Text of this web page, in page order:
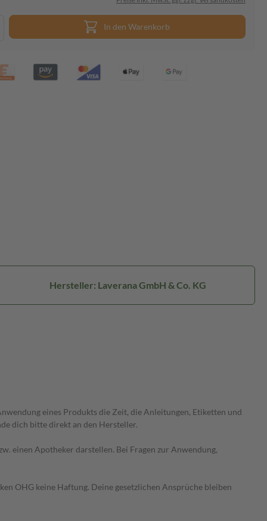
In den Warenkorb
Hersteller: Laverana GmbH & Co. KG
eines Produkts die Zeit, die Anleitungen, Etiketten und
dich bitte direkt an den Hersteller.
einen Apotheker darstellen. Bei Fragen zur Anwendung,
OHG keine Haftung. Deine gesetzlichen Ansprüche bleiben